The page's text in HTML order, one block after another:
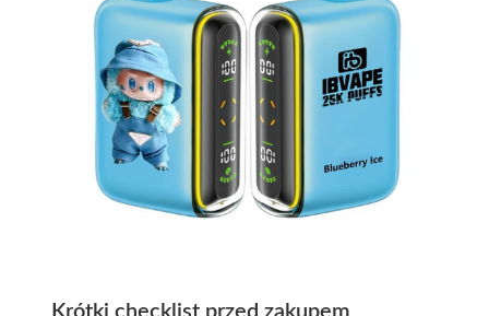
Krótki checklist przed zakupem